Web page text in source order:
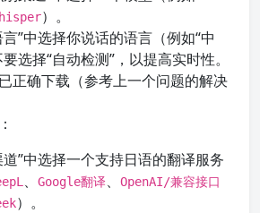
）。
”中选择你说话的语言（例如“中
选择“自动检测”，以提高实时性。
正确下载（参考上一个问题的解决
：
道”中选择一个支持日语的翻译服务
、 Google翻译、 OpenAI/兼容接口
）。